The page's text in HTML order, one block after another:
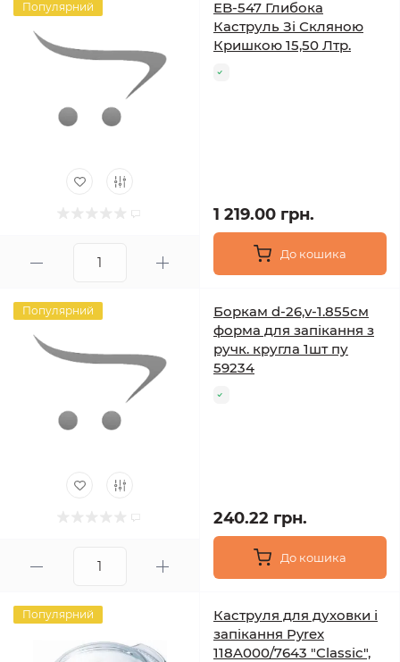
Популярний
EB-547 Глибока
Каструль Зі Скляною
Кришкою 15,50 Лтр.
1 219.00 грн.
До кошика
Популярний
Боркам d-26,v-1.855см
форма для запікання з
ручк. кругла 1шт пу
59234
240.22 грн.
До кошика
Популярний
Каструля для духовки і
запікання Pyrex
118A000/7643 "Classic",